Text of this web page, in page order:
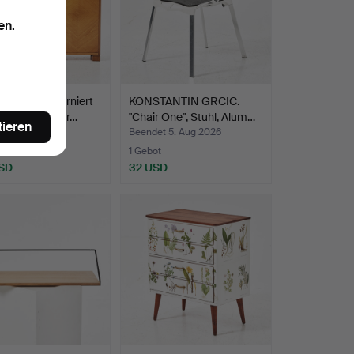
furniert
1930er Jahr…
5. Aug 2026
KONSTANTIN GRCIC.
"Chair One", Stuhl, Alum…
Beendet 5. Aug 2026
1 Gebot
32 USD